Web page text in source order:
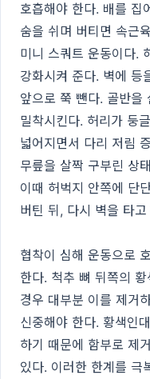
호흡해야 한다. 배를 집
숨을 쉬며 버티면 속근
미니 스쿼트 운동이다.
강화시켜 준다. 벽에
앞으로 쭉 뺀다. 골반을
밀착시킨다. 허리가 둥
넓어지면서 다리 저림
무릎을 살짝 구부린 상
이때 허벅지 안쪽에 단
버틴 뒤, 다시 벽을 타
협착이 심해 운동으로
한다. 척추 뼈 뒤쪽의
경우 대부분 이를 제거
신중해야 한다. 황색인
하기 때문에 함부로 제
있다. 이러한 한계를 극